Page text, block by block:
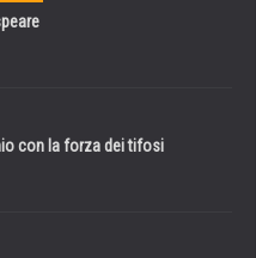
con la forza dei tifosi